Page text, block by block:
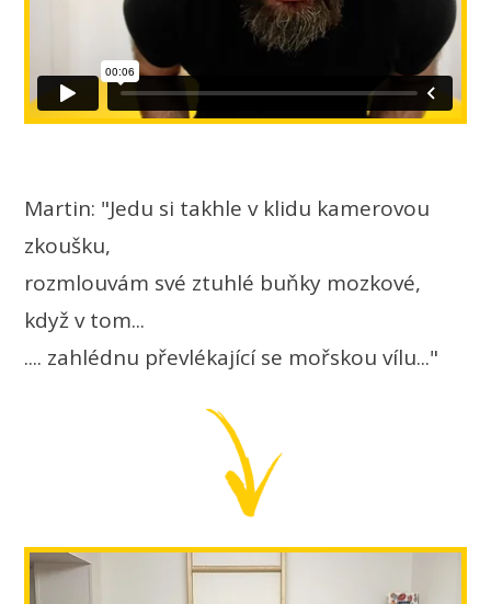
Martin: "Jedu si takhle v klidu kamerovou
zkoušku,
rozmlouvám své ztuhlé buňky mozkové,
když v tom...
.... zahlédnu převlékající se mořskou vílu..."